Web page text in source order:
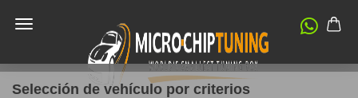
Selección de vehículo por criterios